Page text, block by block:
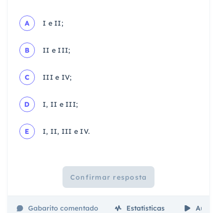
A I e II;
B II e III;
C III e IV;
D I, II e III;
E I, II, III e IV.
Confirmar resposta
Gabarito comentado Estatísticas Aulas